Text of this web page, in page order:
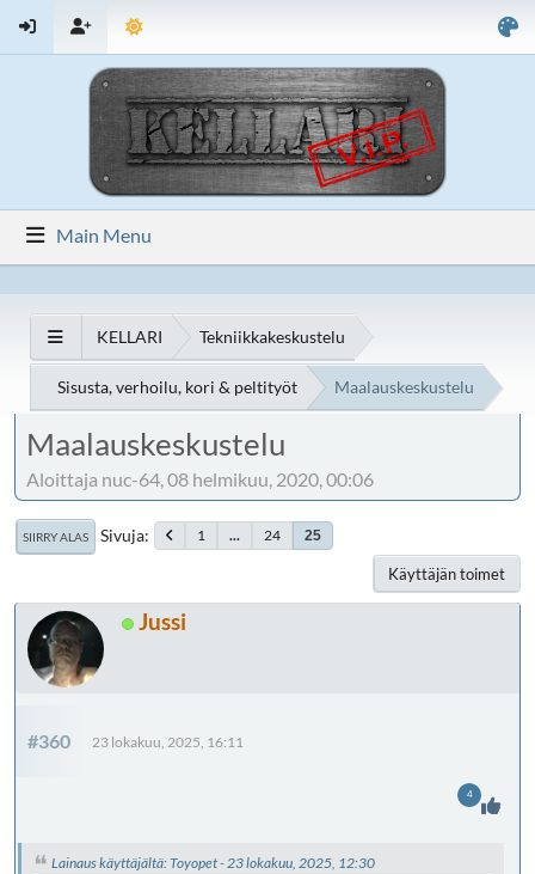
Main Menu
KELLARI Tekniikkakeskustelu
Sisusta, verhoilu, kori & peltityöt Maalauskeskustelu
Maalauskeskustelu
Aloittaja nuc-64, 08 helmikuu, 2020, 00:06
SIIRRY ALAS Sivuja 1 ... 24 25
Käyttäjän toimet
Jussi
#360 23 lokakuu, 2025, 16:11
Lainaus käyttäjältä: Toyopet - 23 lokakuu, 2025, 12:30
4